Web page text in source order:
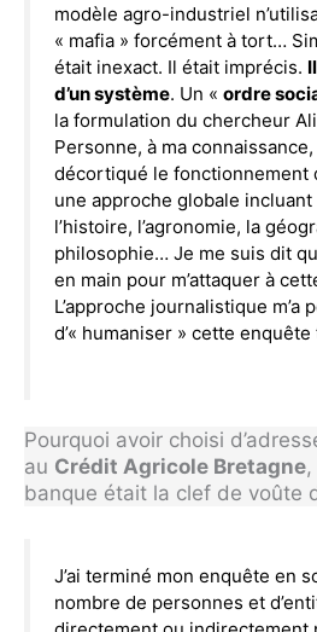
modèle agro-industriel
« mafia » forcément à tort…
était inexact. Il était imprécis.
d’un système. Un « ordre
la formulation du chercheur
Personne, à ma connaissance,
décortiqué le fonctionnement
une approche globale
l’histoire, l’agronomie, la
philosophie… Je me suis dit
en main pour m’attaquer à
L’approche journalistique m’a
d’« humaniser » cette
Pourquoi avoir choisi
au Crédit Agricole Bretagne
banque était la clef de voûte
J’ai terminé mon enquête en
nombre de personnes et